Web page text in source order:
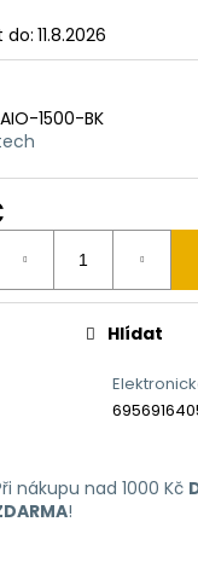
do: 11.8.2026
1500-BK
Hlídat
nákupu nad 1000 Kč
!